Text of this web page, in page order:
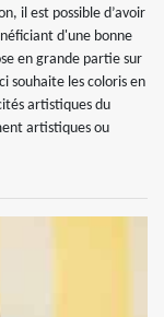
il est possible d’avoir
d'une bonne
en grande partie sur
souhaite les coloris en
artistiques du
artistiques ou